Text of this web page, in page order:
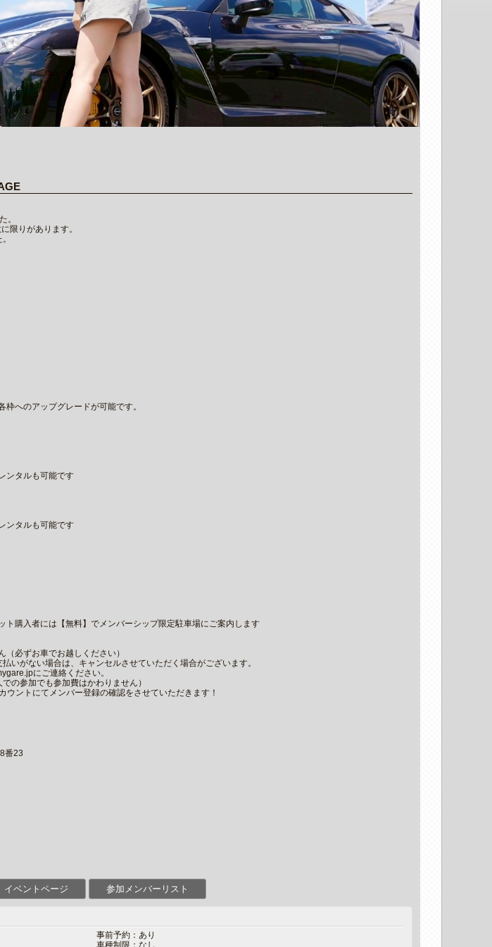
。
限りがあります。
へのアップグレードが可能です。
ンタルも可能です
ンタルも可能です
購入者には【無料】でメンバーシップ限定駐車場にご案内します
（必ずお車でお越しください）
いがない場合は、キャンセルさせていただく場合がございます。
にご連絡ください。
の参加でも参加費はかわりません）
ウントにてメンバー登録の確認をさせていただきます！
番23
イベントページ 参加メンバーリスト
事前予約：あり
車種制限：なし